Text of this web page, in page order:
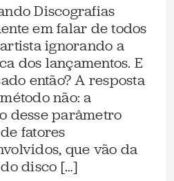
Discografias
em falar de todos
ignorando a
dos lançamentos. E
então? A resposta
não: a
desse parâmetro
fatores
que vão da
disco […]